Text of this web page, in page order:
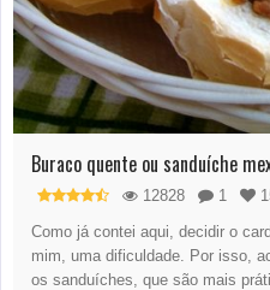
Buraco quente ou sanduíche
12828 1
Como já contei aqui, decidir o
mim, uma dificuldade. Por isso,
os sanduíches, que são mais